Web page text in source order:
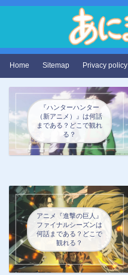
Home Sitemap Privacy policy
『ハンターハンター
（新アニメ）』は何話
まである？どこで観れ
る？
アニメ『進撃の巨人』
ファイナルシーズンは
何話まである？どこで
観れる？